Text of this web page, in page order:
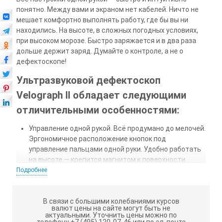
понятно. Между вами и экраном нет кабелей. Ничто не
мешает комфортно выполнять работу, где бы вы ни
находились. На высоте, в сложных погодных условиях,
при высоком морозе. Быстро заряжается и в два раза
дольше держит заряд. Думайте о контроле, а не о
дефектоскопе!
Ультразвуковой дефектоскоп
Velograph II обладает следующими
отличительными особенностями:
Управление одной рукой. Всё продумано до мелочей.
Эргономичное расположение кнопок под
управление пальцами одной руки. Удобно работать
на высоте — крепится магнитом к поверхности.
Передача данных по Wi-Fi или Bluetooth. Не путаются
преобразователь. Ваши движения не скованы!​
Блиц-настройки. Автоматическая настройка
Подробнее
В связи с большими колебаниями курсов
валют цены на сайте могут быть не
актуальными. Уточнить цены можно по